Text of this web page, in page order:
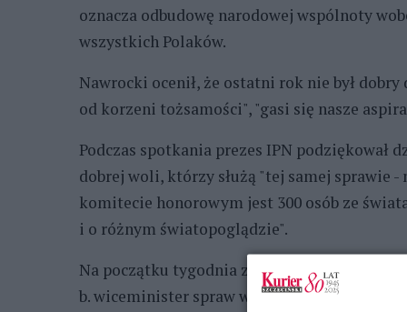
oznacza odbudowę narodowej wspólnoty
wszystkich Polaków.
Nawrocki ocenił, że ostatni rok nie był
od korzeni tożsamości", "gasi się nasze
Podczas spotkania prezes IPN podziękował
dobrej woli, którzy służą "tej samej sprawie
komitecie honorowym jest 300 osób ze
i o różnym światopoglądzie".
Na początku tygodnia zapadła decyzja, że
b. wiceminister spraw wewnętrznych i